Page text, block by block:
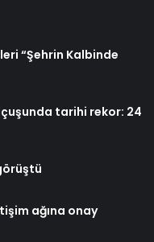
“Şehrin Kalbinde
tarihi rekor: 24
ağına onay